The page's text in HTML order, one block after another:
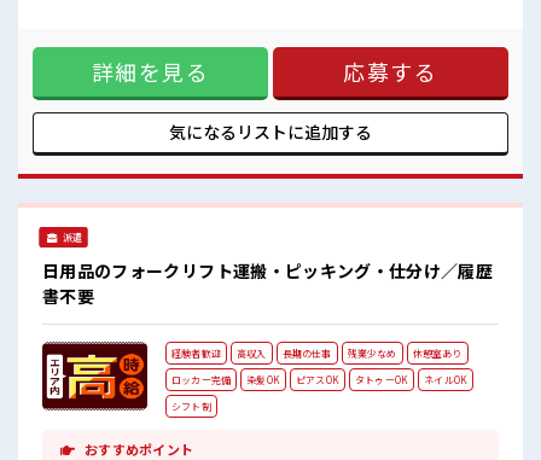
オンオフの切替もできちゃう！
ロッカーあり！
安心してお仕事に集中♪
ート満喫！ ≪機能的な制服アリ≫ 制服があるので、 毎日の服
装の悩み解消♪ ≪未経験の方も大カンゲイ≫ 新しいことにチ
ャレンジするのは不安だけど、 しっかり働く環境が整ってい
ます！ イチからスキルUP・ステップUP目指していきましょ
ん！ 応募お待ちしております！ しっかり休める休憩室あり！
事に集中♪
詳細を見る 応募する
気になるリストに追加する
派遣
日用品のフォークリフト運搬・ピッキング・仕分け／履歴
書不要
経験者歓迎 高収入 長期の仕事 残業少なめ
休憩室あり
ロッカー完備
染髪OK ピアスOK タトゥーOK
ネイルOK
シフト制
おすすめポイント